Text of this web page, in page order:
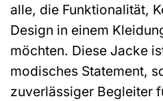
alle, die Funktionalität,
Design in einem
möchten. Diese Jacke
modisches Statement,
zuverlässiger Begleiter